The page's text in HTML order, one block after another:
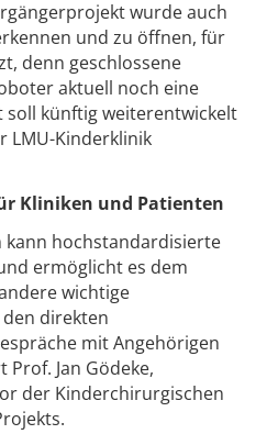
wurde auch
und zu öffnen, für
denn geschlossene
aktuell noch eine
soll künftig weiterentwickelt
LMU-Kinderklinik
Kliniken und Patienten
kann hochstandardisierte
ermöglicht es dem
wichtige
direkten
mit Angehörigen
Jan Gödeke,
der Kinderchirurgischen